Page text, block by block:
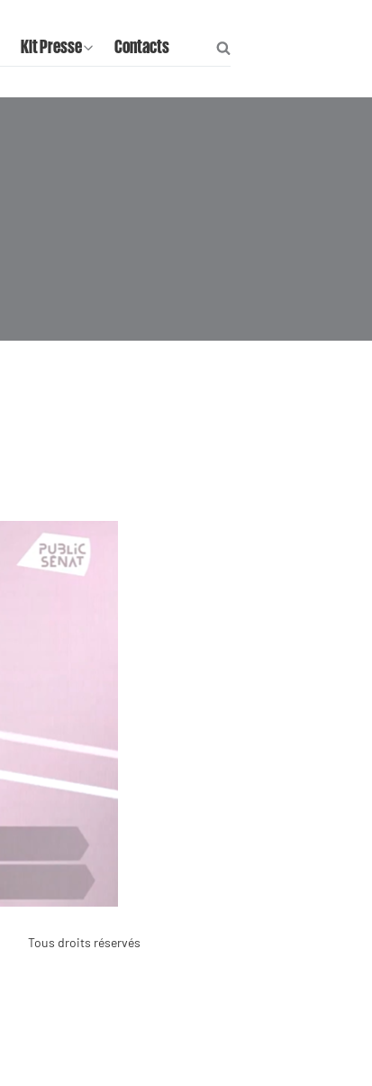
Kit Presse Contacts
Tous droits réservés